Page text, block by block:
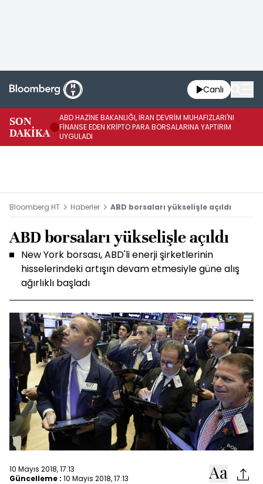
Canlı
SON
DAKİKA
ABD HAZİNE BAKANLIĞI, İRAN DEVRİM MUHAFIZLARI'NI
FİNANSE EDEN KRİPTO PARA BORSALARINA YAPTIRIM
UYGULADI
Bloomberg HT Haberler ABD borsaları yükselişle açıldı
ABD borsaları yükselişle açıldı
New York borsası, ABD'li enerji şirketlerinin
hisselerindeki artışın devam etmesiyle güne alış
ağırlıklı başladı
10 Mayıs 2018, 17:13
Güncelleme : 10 Mayıs 2018, 17:13